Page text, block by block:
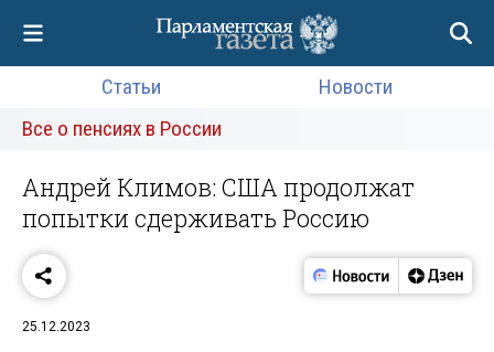
Статьи
Новости
Все о пенсиях в России
Андрей Климов: США продолжат
попытки сдерживать Россию
25.12.2023